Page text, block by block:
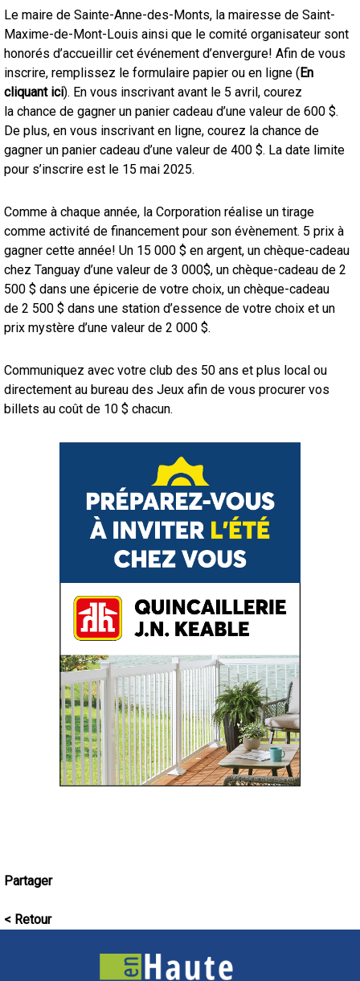
Le maire de Sainte-Anne-des-Monts, la mairesse de Saint-
Maxime-de-Mont-Louis ainsi que le comité organisateur sont
honorés d’accueillir cet événement d’envergure! Afin de vous
inscrire, remplissez le formulaire papier ou en ligne (En
cliquant ici). En vous inscrivant avant le 5 avril, courez
la chance de gagner un panier cadeau d’une valeur de 600 $.
De plus, en vous inscrivant en ligne, courez la chance de
gagner un panier cadeau d’une valeur de 400 $. La date limite
pour s’inscrire est le 15 mai 2025.
Comme à chaque année, la Corporation réalise un tirage
comme activité de financement pour son évènement. 5 prix à
gagner cette année! Un 15 000 $ en argent, un chèque-cadeau
chez Tanguay d’une valeur de 3 000$, un chèque-cadeau de 2
500 $ dans une épicerie de votre choix, un chèque-cadeau
de 2 500 $ dans une station d’essence de votre choix et un
prix mystère d’une valeur de 2 000 $.
Communiquez avec votre club des 50 ans et plus local ou
directement au bureau des Jeux afin de vous procurer vos
billets au coût de 10 $ chacun.
Partager
< Retour